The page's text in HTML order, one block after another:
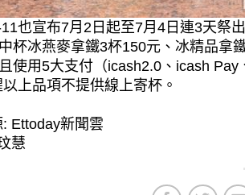
也宣布7月2日起至7月4日連3天祭
杯冰燕麥拿鐵3杯150元、冰精品拿
使用5大支付（icash2.0、icash
上品項不提供線上寄杯。
Ettoday新聞雲
慧